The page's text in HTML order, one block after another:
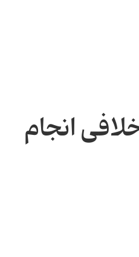
انجام